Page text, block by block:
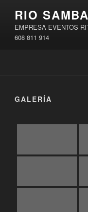
contenido
RIO
EMPRESA EVENTOS
608 811 914
GALERÍA